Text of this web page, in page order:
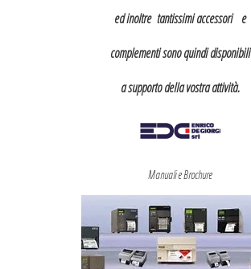
ed inoltre tantissimi accessori e
complementi sono quindi disponibili
a supporto della vostra attività.
Manuali e Brochure